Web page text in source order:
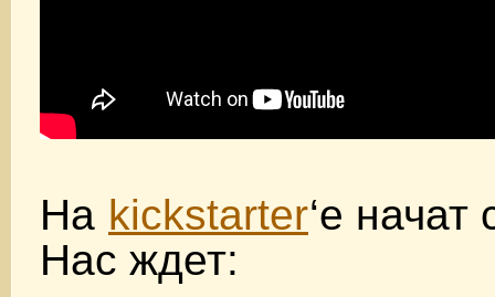
На kickstarter‘е начат
Нас ждет: